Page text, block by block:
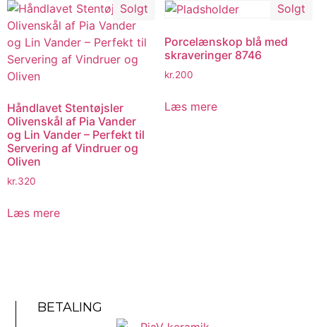
Solgt
Håndlavet Stentøjsler
Olivenskål af Pia Vander
og Lin Vander – Perfekt til
Servering af Vindruer og
Oliven
kr.320
Læs mere
Solgt
Porcelænskop blå med
skraveringer 8746
kr.200
Læs mere
BETALING